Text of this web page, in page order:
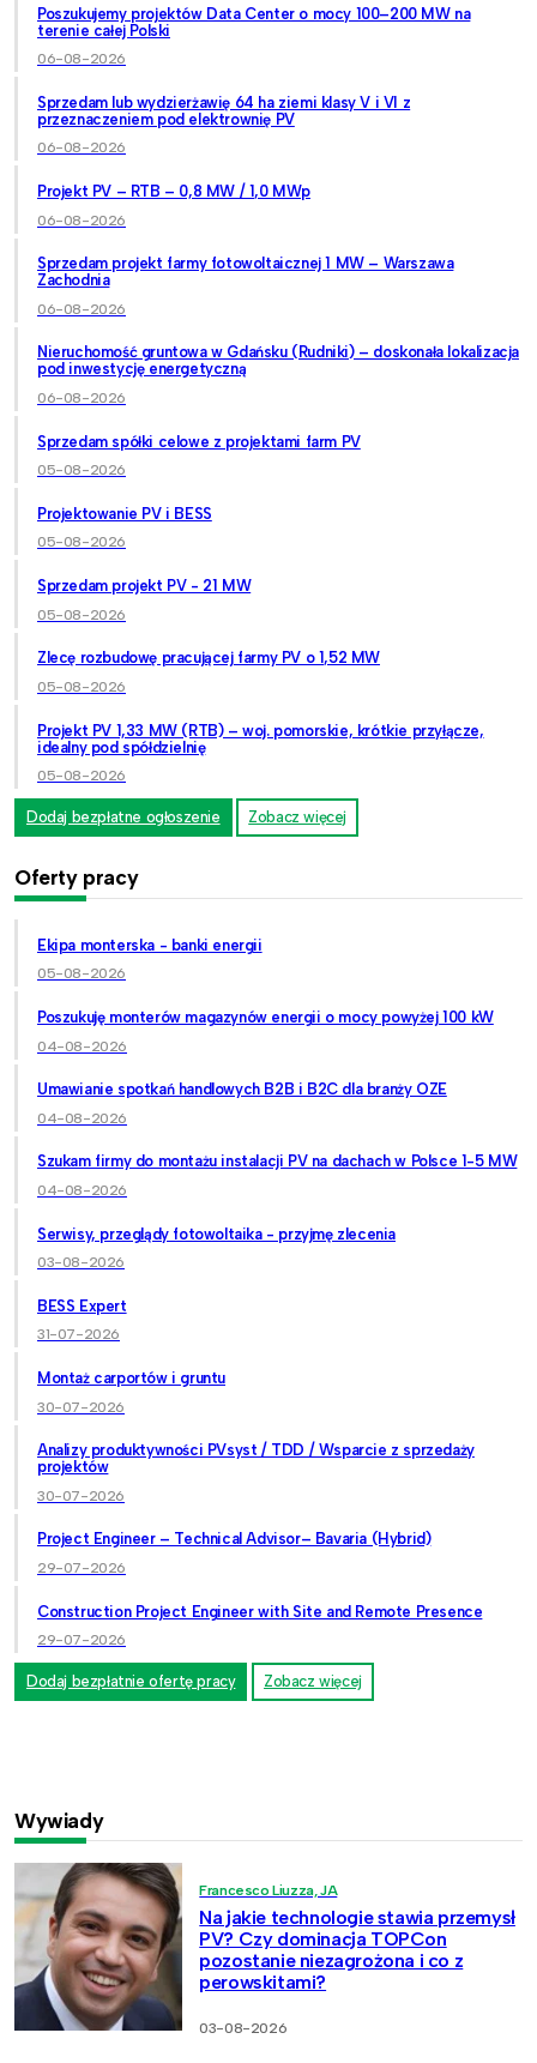
Poszukujemy projektów Data Center o mocy 100–200 MW na
terenie całej Polski
06-08-2026
Sprzedam lub wydzierżawię 64 ha ziemi klasy V i VI z
przeznaczeniem pod elektrownię PV
06-08-2026
Projekt PV – RTB – 0,8 MW / 1,0 MWp
06-08-2026
Sprzedam projekt farmy fotowoltaicznej 1 MW – Warszawa
Zachodnia
06-08-2026
Nieruchomość gruntowa w Gdańsku (Rudniki) – doskonała lokalizacja
pod inwestycję energetyczną
06-08-2026
Sprzedam spółki celowe z projektami farm PV
05-08-2026
Projektowanie PV i BESS
05-08-2026
Sprzedam projekt PV - 21 MW
05-08-2026
Zlecę rozbudowę pracującej farmy PV o 1,52 MW
05-08-2026
Projekt PV 1,33 MW (RTB) – woj. pomorskie, krótkie przyłącze,
idealny pod spółdzielnię
05-08-2026
Dodaj bezpłatne ogłoszenie Zobacz więcej
Oferty pracy
Ekipa monterska - banki energii
05-08-2026
Poszukuję monterów magazynów energii o mocy powyżej 100 kW
04-08-2026
Umawianie spotkań handlowych B2B i B2C dla branży OZE
04-08-2026
Szukam firmy do montażu instalacji PV na dachach w Polsce 1-5 MW
04-08-2026
Serwisy, przeglądy fotowoltaika - przyjmę zlecenia
03-08-2026
BESS Expert
31-07-2026
Montaż carportów i gruntu
30-07-2026
Analizy produktywności PVsyst / TDD / Wsparcie z sprzedaży
projektów
30-07-2026
Project Engineer – Technical Advisor– Bavaria (Hybrid)
29-07-2026
Construction Project Engineer with Site and Remote Presence
29-07-2026
Dodaj bezpłatnie ofertę pracy Zobacz więcej
Wywiady
Francesco Liuzza, JA
Na jakie technologie stawia przemysł
PV? Czy dominacja TOPCon
pozostanie niezagrożona i co z
perowskitami?
03-08-2026